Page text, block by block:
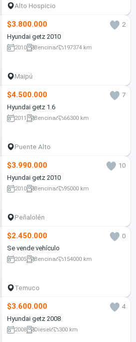
Alto Hospicio
$3.800.000
2
Hyundai getz 2010
2010 Bencina 197374 km
Maipú
$4.500.000
7
Hyundai getz 1.6
2011 Bencina 66300 km
Puente Alto
$3.990.000
10
Hyundai getz 2010
2010 Bencina 95000 km
Peñalolén
$2.450.000
0
Se vende vehículo
2005 Bencina 154000 km
Temuco
$3.600.000
4
Hyundai getz 2008
2008 Diesel 300 km